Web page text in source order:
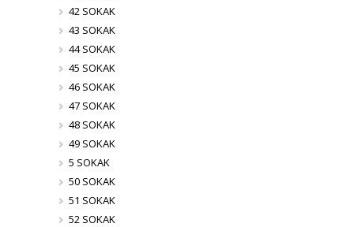
42 SOKAK
43 SOKAK
44 SOKAK
45 SOKAK
46 SOKAK
47 SOKAK
48 SOKAK
49 SOKAK
5 SOKAK
50 SOKAK
51 SOKAK
52 SOKAK